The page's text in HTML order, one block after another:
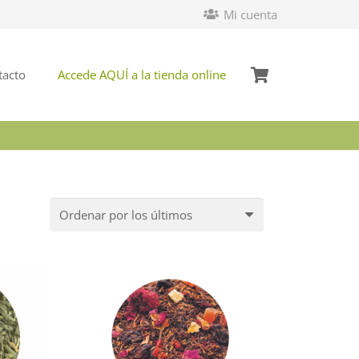
Mi cuenta
Accede AQUÍ a la tienda online